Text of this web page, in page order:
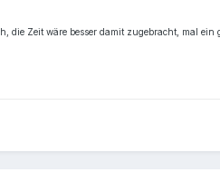
die Zeit wäre besser damit zugebracht, mal